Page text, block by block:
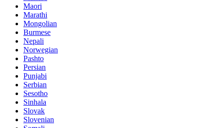
Maori
Marathi
Mongolian
Burmese
Nepali
Norwegian
Pashto
Persian
Punjabi
Serbian
Sesotho
Sinhala
Slovak
Slovenian